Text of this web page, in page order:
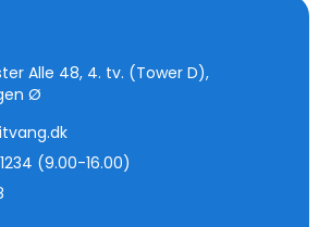
Alle 48, 4. tv. (Tower D),
Ø
(9.00-16.00)